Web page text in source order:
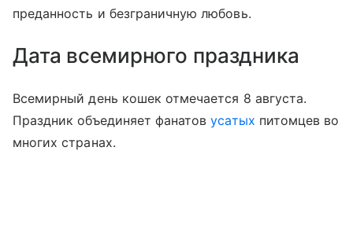
преданность и безграничную любовь.
Дата всемирного праздника
Всемирный день кошек отмечается 8 августа.
Праздник объединяет фанатовусатых питомцев во
многих странах.